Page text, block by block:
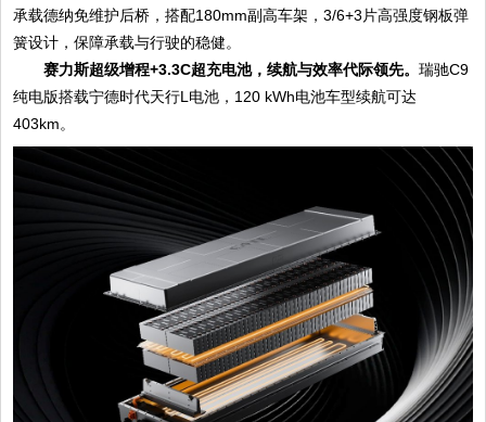
承载德纳免维护后桥，搭配180mm副高车架，3/6+3片高强度钢板弹
簧设计，保障承载与行驶的稳健。
赛力斯超级增程+3.3C超充电池，续航与效率代际领先。瑞驰C9
纯电版搭载宁德时代天行L电池，120 kWh电池车型续航可达
403km。